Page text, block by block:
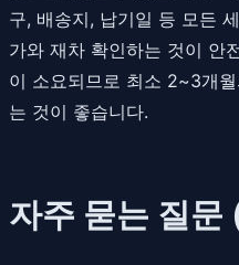
구, 배송지, 납기일 등 모든
가와 재차 확인하는 것이 안
이 소요되므로 최소 2~3개
는 것이 좋습니다.
자주 묻는 질문